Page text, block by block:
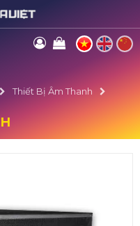
Thiết Bị Âm Thanh